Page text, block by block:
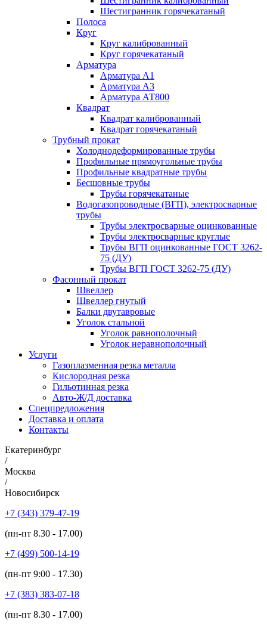
Шестигранник горячекатаный
Полоса
Круг
Круг калиброванный
Круг горячекатаный
Арматура
Арматура А1
Арматура А3
Арматура АТ800
Квадрат
Квадрат калиброванный
Квадрат горячекатаный
Трубный прокат
Холоднодеформированные трубы
Профильные прямоугольные трубы
Профильные квадратные трубы
Бесшовные трубы
Трубы горячекатаные
Водогазопроводные (ВГП), электросварные
трубы
Трубы электросварные оцинкованные
Трубы электросварные круглые
Трубы ВГП оцинкованные ГОСТ 3262-
75 (ДУ)
Трубы ВГП ГОСТ 3262-75 (ДУ)
Фасонный прокат
Швеллер
Швеллер гнутый
Балки двутавровые
Уголок стальной
Уголок равнополочный
Уголок неравнополочный
Услуги
Газоплазменная резка металла
Кислородная резка
Гильотинная резка
Авто-Ж/Д доставка
Спецпредложения
Доставка и оплата
Контакты
Екатеринбург
/
Москва
/
Новосибирск
+7 (343) 379-47-19
(пн-пт 8.30 - 17.00)
+7 (499) 500-14-19
(пн-пт 9:00 - 17.30)
+7 (383) 383-07-18
(пн-пт 8.30 - 17.00)